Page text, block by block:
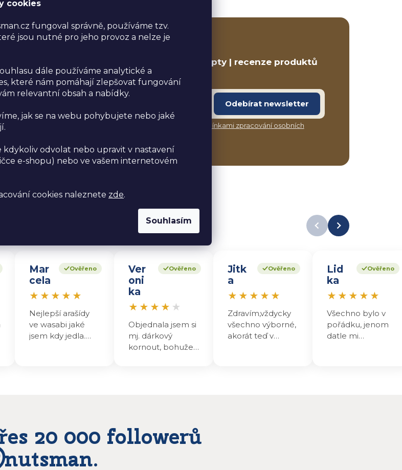
cookies
fungoval správně, používáme tzv.
jsou nutné pro jeho provoz a nelze je
dále používáme analytické a
které nám pomáhají zlepšovat fungování
relevantní obsah a nabídky.
jak se na webu pohybujete nebo jaké
kdykoliv odvolat nebo upravit v nastavení
e-shopu) nebo ve vašem internetovém
cookies naleznete zde.
Souhlasím
akce a slevy | zdravé recepty | recenze produktů
a další…
Odebírat newsletter
podmínkami zpracování osobních
Ověřeno
Mar
cela
★ ★ ★ ★ ★
Nejlepší arašídy
ve wasabi jaké
jsem kdy jedla.
Ověřeno
Ver
oni
ka
★ ★ ★ ★ ★
Objednala jsem si
mj. dárkový
kornout, bohužel
být dárek.
Ověřeno
Jitk
a
★ ★ ★ ★ ★
Zdravím,vždycky
všechno výborné,
akorát teď v
Ověřeno
Lid
ka
★ ★ ★ ★ ★
Všechno bylo v
pořádku, jenom
datle mi
20 000 followerů